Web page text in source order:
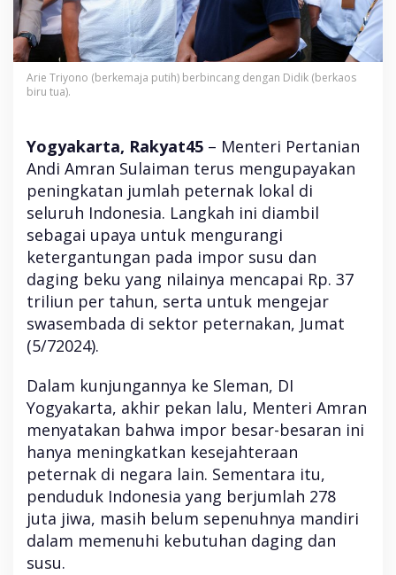
e
t
e
r
a
k
a
d
a
a
m
V
s
i
s
e
b
a
d
a
Arie Triyono (berkemaja putih) berbincang dengan Didik (berkaos
biru tua).
Yogyakarta, Rakyat45 – Menteri Pertanian
Andi Amran Sulaiman terus mengupayakan
peningkatan jumlah peternak lokal di
seluruh Indonesia. Langkah ini diambil
sebagai upaya untuk mengurangi
ketergantungan pada impor susu dan
daging beku yang nilainya mencapai Rp. 37
triliun per tahun, serta untuk mengejar
swasembada di sektor peternakan, Jumat
(5/72024).
Dalam kunjungannya ke Sleman, DI
Yogyakarta, akhir pekan lalu, Menteri Amran
menyatakan bahwa impor besar-besaran ini
hanya meningkatkan kesejahteraan
peternak di negara lain. Sementara itu,
penduduk Indonesia yang berjumlah 278
juta jiwa, masih belum sepenuhnya mandiri
dalam memenuhi kebutuhan daging dan
susu.